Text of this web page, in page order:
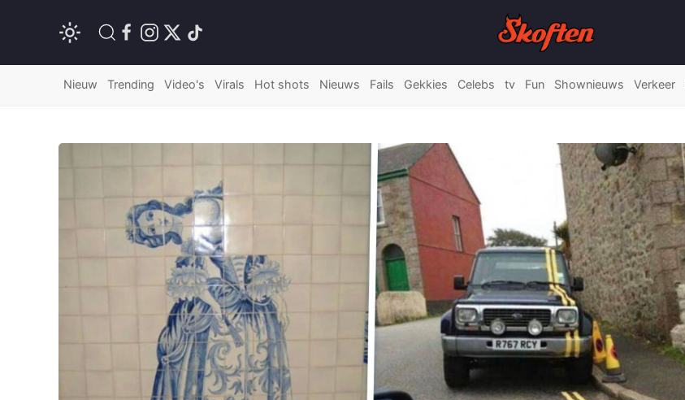
Nieuw Trending Video's Virals Hot shots Nieuws Fails Gekkies Celebs tv Fun Shownieuws Verkeer